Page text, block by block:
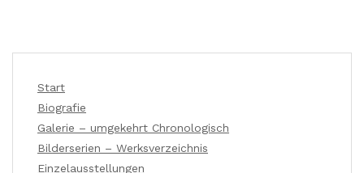
Start
Biografie
Galerie – umgekehrt Chronologisch
Bilderserien – Werksverzeichnis
Einzelausstellungen